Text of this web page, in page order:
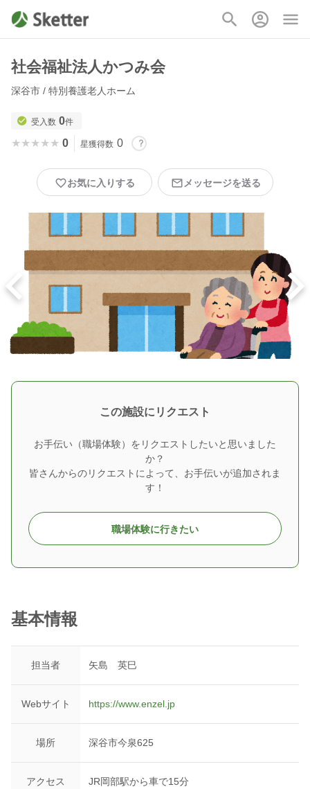
社会福祉法人かつみ会
深谷市 / 特別養護老人ホーム
受入数 0件
★★★★★
★★★★★ 0 星獲得数 0
お気に入りする メッセージを送る
この施設にリクエスト
お手伝い（職場体験）をリクエストしたいと思いました
か？
皆さんからのリクエストによって、お手伝いが追加されま
す！
職場体験に行きたい
基本情報
担当者 矢島 英巳
Webサイト https://www.enzel.jp
場所 深谷市今泉625
アクセス JR岡部駅から車で15分